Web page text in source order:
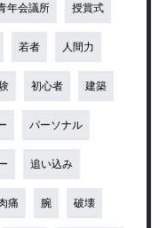
年会議所 授賞式
若者 人間力
初心者 建築
パーソナル
追い込み
痛 腕 破壊